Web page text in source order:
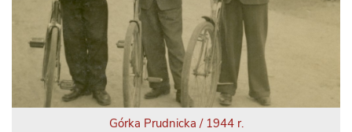
Górka Prudnicka / 1944 r.